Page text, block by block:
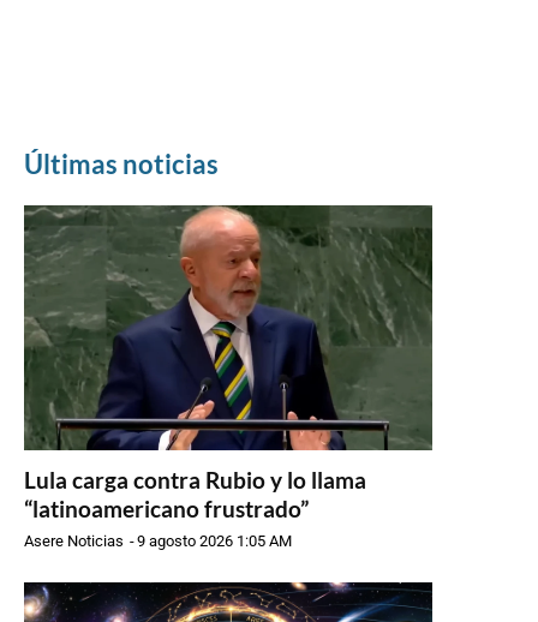
Últimas noticias
Lula carga contra Rubio y lo llama
“latinoamericano frustrado”
Asere Noticias -9 agosto 2026 1:05 AM